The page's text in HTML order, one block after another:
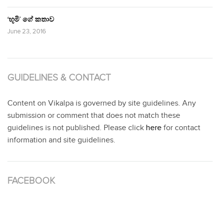
‘භූමි’ ගේ කතාව
June 23, 2016
GUIDELINES & CONTACT
Content on Vikalpa is governed by site guidelines. Any
submission or comment that does not match these
guidelines is not published. Please click here for contact
information and site guidelines.
FACEBOOK